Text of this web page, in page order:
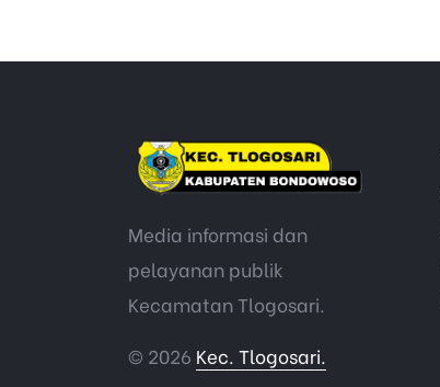
Media informasi dan
pelayanan publik
Kecamatan Tlogosari.
© 2026 Kec. Tlogosari.